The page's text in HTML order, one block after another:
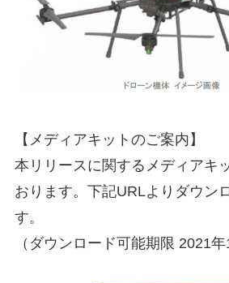
【メディアキットのご案内】
本リリースに関するメディアキ
おります。下記URLよりダウン
す。
（ダウンロード可能期限 2021年